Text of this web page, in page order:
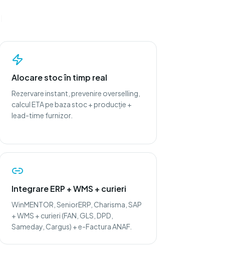
Alocare stoc în timp real
Rezervare instant, prevenire overselling,
calcul ETA pe baza stoc + producție +
lead-time furnizor.
Integrare ERP + WMS + curieri
WinMENTOR, SeniorERP, Charisma, SAP
+ WMS + curieri (FAN, GLS, DPD,
Sameday, Cargus) + e-Factura ANAF.